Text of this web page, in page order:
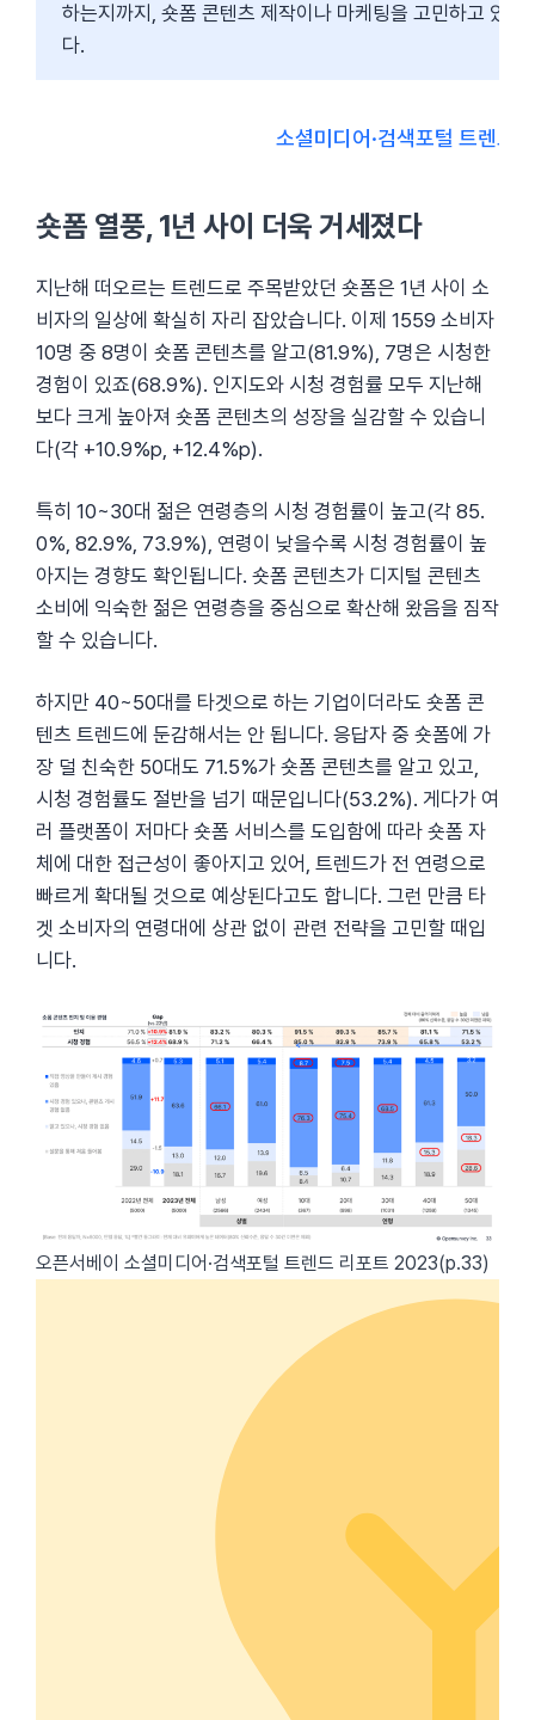
하는지까지, 숏폼 콘텐츠 제작이나 마케팅을 고민하고 있
다.
소셜미디어·검색포털 트렌드
숏폼 열풍, 1년 사이 더욱 거세졌다
지난해 떠오르는 트렌드로 주목받았던 숏폼은 1년 사이 소
비자의 일상에 확실히 자리 잡았습니다. 이제 1559 소비자
10명 중 8명이 숏폼 콘텐츠를 알고(81.9%), 7명은 시청한
경험이 있죠(68.9%). 인지도와 시청 경험률 모두 지난해
보다 크게 높아져 숏폼 콘텐츠의 성장을 실감할 수 있습니
다(각 +10.9%p, +12.4%p).
특히 10~30대 젊은 연령층의 시청 경험률이 높고(각 85.
0%, 82.9%, 73.9%), 연령이 낮을수록 시청 경험률이 높
아지는 경향도 확인됩니다. 숏폼 콘텐츠가 디지털 콘텐츠
소비에 익숙한 젊은 연령층을 중심으로 확산해 왔음을 짐작
할 수 있습니다.
하지만 40~50대를 타겟으로 하는 기업이더라도 숏폼 콘
텐츠 트렌드에 둔감해서는 안 됩니다. 응답자 중 숏폼에 가
장 덜 친숙한 50대도 71.5%가 숏폼 콘텐츠를 알고 있고,
시청 경험률도 절반을 넘기 때문입니다(53.2%). 게다가 여
러 플랫폼이 저마다 숏폼 서비스를 도입함에 따라 숏폼 자
체에 대한 접근성이 좋아지고 있어, 트렌드가 전 연령으로
빠르게 확대될 것으로 예상된다고도 합니다. 그런 만큼 타
겟 소비자의 연령대에 상관 없이 관련 전략을 고민할 때입
니다.
오픈서베이 소셜미디어·검색포털 트렌드 리포트 2023(p.33)